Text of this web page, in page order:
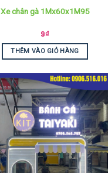
Xe chân gà 1Mx60x1M95
9₫
THÊM VÀO GIỎ HÀNG